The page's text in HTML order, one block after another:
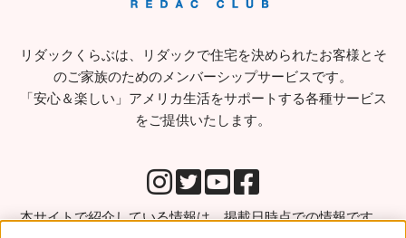
リダックくらぶは、リダックで住宅を決められたお客様とそ
のご家族のためのメンバーシップサービスです。
「安心＆楽しい」アメリカ生活をサポートする各種サービス
をご提供いたします。
本サイトで紹介している情報は、掲載日時点での情報です。